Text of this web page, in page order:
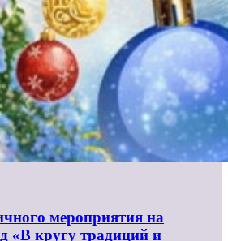
мероприятия на
«В кругу традиций и